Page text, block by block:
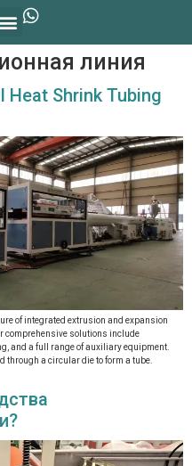
линия
Heat Shrink Tubing
of integrated extrusion and expansion
comprehensive solutions include
and a full range of auxiliary equipment.
through a circular die to form a tube.